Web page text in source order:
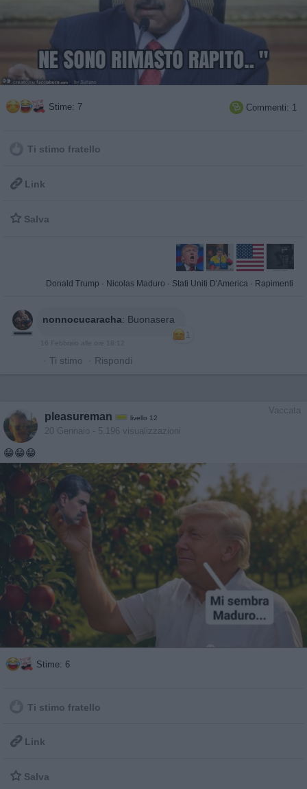
Stime: 7  Commenti: 1
Ti stimo fratello
 Link
 Salva
Donald Trump · Nicolas Maduro · Stati Uniti D'America · Rapimenti
nonnocucaracha: Buonasera
1
16 Febbraio alle ore 18:12
· Ti stimo · Rispondi
Vaccata
pleasureman livello 12
20 Gennaio - 5.196 visualizzazioni
😁😁😁
Stime: 6
Ti stimo fratello
 Link
 Salva